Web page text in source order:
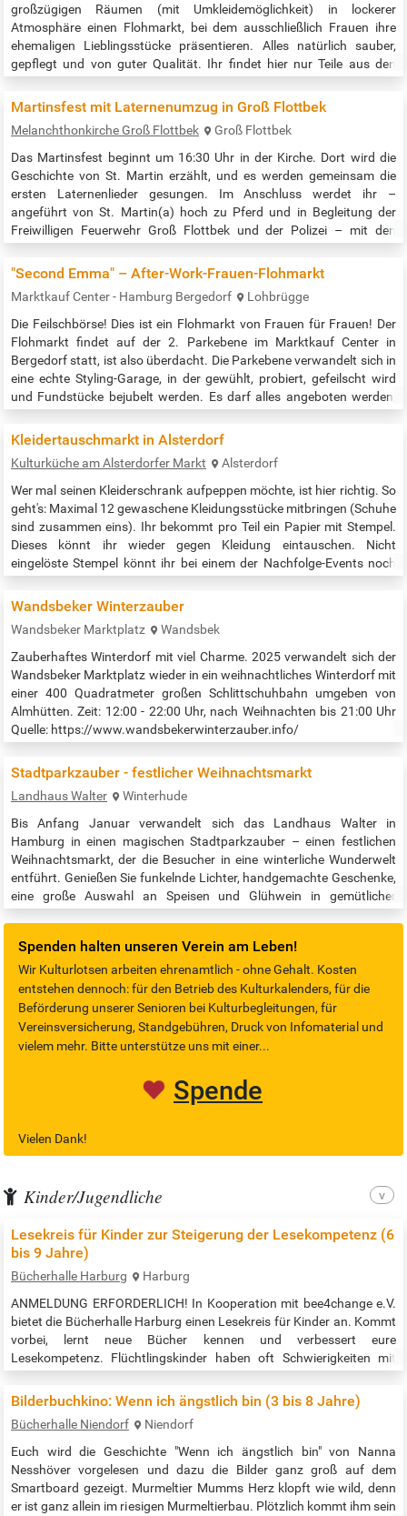
großzügigen Räumen (mit Umkleidemöglichkeit) in lockerer
Atmosphäre einen Flohmarkt, bei dem ausschließlich Frauen ihre
ehemaligen Lieblingsstücke präsentieren. Alles natürlich sauber,
gepflegt und von guter Qualität. Ihr findet hier nur Teile aus den
(keine Kinder- oder Herrenbekleidung, keine Haushaltswaren). …
Martinsfest mit Laternenumzug in Groß Flottbek
Melanchthonkirche Groß Flottbek
Groß Flottbek
Das Martinsfest beginnt um 16:30 Uhr in der Kirche. Dort wird die
Geschichte von St. Martin erzählt, und es werden gemeinsam die
ersten Laternenlieder gesungen. Im Anschluss werdet ihr –
angeführt von St. Martin(a) hoch zu Pferd und in Begleitung der
Freiwilligen Feuerwehr Groß Flottbek und der Polizei – mit den
im Kirchgarten zusammen, um das Fest bei heißen Getränken, einer
"Second Emma" – After-Work-Frauen-Flohmarkt
Marktkauf Center - Hamburg Bergedorf
Lohbrügge
Die Feilschbörse! Dies ist ein Flohmarkt von Frauen für Frauen! Der
Flohmarkt findet auf der 2. Parkebene im Marktkauf Center in
Bergedorf statt, ist also überdacht. Die Parkebene verwandelt sich in
eine echte Styling-Garage, in der gewühlt, probiert, gefeilscht wird
und Fundstücke bejubelt werden. Es darf alles angeboten werden,
Oberbekleidung, Wäsche sowie Accessoires wie Schuhe,…
Kleidertauschmarkt in Alsterdorf
Kulturküche am Alsterdorfer Markt
Alsterdorf
Wer mal seinen Kleiderschrank aufpeppen möchte, ist hier richtig. So
geht's: Maximal 12 gewaschene Kleidungsstücke mitbringen (Schuhe
sind zusammen eins). Ihr bekommt pro Teil ein Papier mit Stempel.
Dieses könnt ihr wieder gegen Kleidung eintauschen. Nicht
eingelöste Stempel könnt ihr bei einem der Nachfolge-Events noch
jede Menge Style im großen Saal. Veranstaltungszeit: 15:00 bis
Wandsbeker Winterzauber
Wandsbeker Marktplatz
Wandsbek
Zauberhaftes Winterdorf mit viel Charme. 2025 verwandelt sich der
Wandsbeker Marktplatz wieder in ein weihnachtliches Winterdorf mit
einer 400 Quadratmeter großen Schlittschuhbahn umgeben von
Almhütten. Zeit: 12:00 - 22:00 Uhr, nach Weihnachten bis 21:00 Uhr
Quelle: https://www.wandsbekerwinterzauber.info/
Stadtparkzauber - festlicher Weihnachtsmarkt
Landhaus Walter
Winterhude
Bis Anfang Januar verwandelt sich das Landhaus Walter in
Hamburg in einen magischen Stadtparkzauber – einen festlichen
Weihnachtsmarkt, der die Besucher in eine winterliche Wunderwelt
entführt. Genießen Sie funkelnde Lichter, handgemachte Geschenke,
eine große Auswahl an Speisen und Glühwein in gemütlicher
Vorfreude auf…
Spenden halten unseren Verein am Leben!
Wir Kulturlotsen arbeiten ehrenamtlich - ohne Gehalt. Kosten
entstehen dennoch: für den Betrieb des Kulturkalenders, für die
Beförderung unserer Senioren bei Kulturbegleitungen, für
Vereinsversicherung, Standgebühren, Druck von Infomaterial und
vielem mehr. Bitte unterstütze uns mit einer...
Spende
Vielen Dank!
Kinder/Jugendliche
Lesekreis für Kinder zur Steigerung der Lesekompetenz (6
bis 9 Jahre)
Bücherhalle Harburg
Harburg
ANMELDUNG ERFORDERLICH! In Kooperation mit bee4change e.V.
bietet die Bücherhalle Harburg einen Lesekreis für Kinder an. Kommt
vorbei, lernt neue Bücher kennen und verbessert eure
Lesekompetenz. Flüchtlingskinder haben oft Schwierigkeiten mit
folgen, was langfristige Auswirkungen haben kann. Dieser
Ungerechtigkeit soll mit diesem Lesekreis entgegen gewirkt werden –
für eine…
Bilderbuchkino: Wenn ich ängstlich bin (3 bis 8 Jahre)
Bücherhalle Niendorf
Niendorf
Euch wird die Geschichte "Wenn ich ängstlich bin" von Nanna
Nesshöver vorgelesen und dazu die Bilder ganz groß auf dem
Smartboard gezeigt. Murmeltier Mumms Herz klopft wie wild, denn
er ist ganz allein im riesigen Murmeltierbau. Plötzlich kommt ihm sein